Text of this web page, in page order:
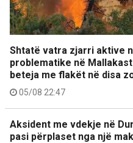
Shtatë vatra zjarri aktive
problematike në
beteja me flakët në disa
05/08 22:47
Aksident me vdekje në
pasi përplaset nga një